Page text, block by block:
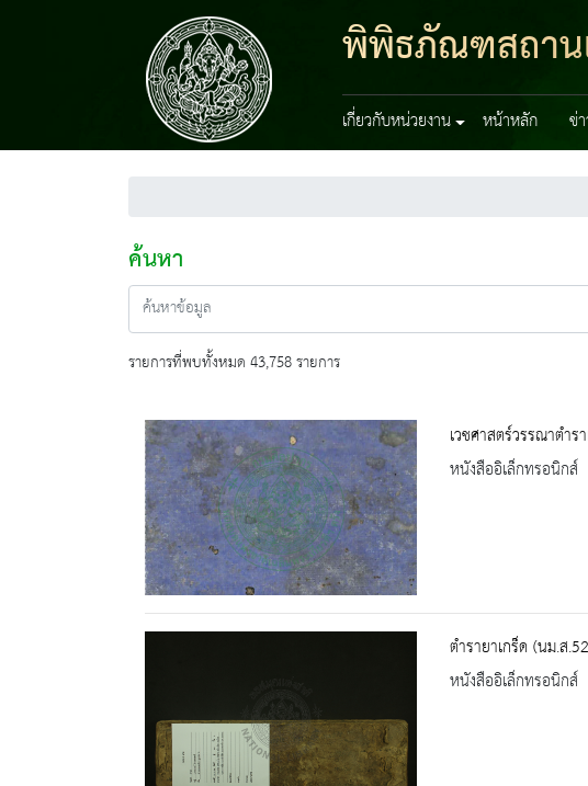
พิพิธภัณฑสถาน
เกี่ยวกับหน่วยงาน หน้าหลัก ข่
ค้นหา
รายการที่พบทั้งหมด 43,758 รายการ
เวชศาสตร์วรรณาตำ
หนังสืออิเล็กทรอนิกส์
ตำรายาเกร็ด (นม.ส
หนังสืออิเล็กทรอนิกส์